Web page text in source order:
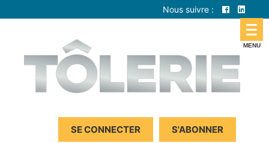
Nous suivre :
SE CONNECTER S'ABONNER